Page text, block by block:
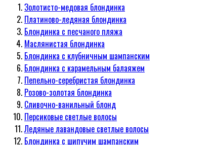
Золотисто-медовая блондинка
Платиново-ледяная блондинка
Блондинка с песчаного пляжа
Маслянистая блондинка
Блондинка с клубничным шампанским
Блондинка с карамельным балаяжем
Пепельно-серебристая блондинка
Розово-золотая блондинка
Сливочно-ванильный блонд
Персиковые светлые волосы
Ледяные лавандовые светлые волосы
Блондинка с шипучим шампанским